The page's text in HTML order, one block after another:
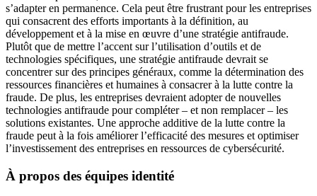
s’adapter en permanence. Cela peut être frustrant pour les entreprises
qui consacrent des efforts importants à la définition, au
développement et à la mise en œuvre d’une stratégie antifraude.
Plutôt que de mettre l’accent sur l’utilisation d’outils et de
technologies spécifiques, une stratégie antifraude devrait se
concentrer sur des principes généraux, comme la détermination des
ressources financières et humaines à consacrer à la lutte contre la
fraude. De plus, les entreprises devraient adopter de nouvelles
technologies antifraude pour compléter – et non remplacer – les
solutions existantes. Une approche additive de la lutte contre la
fraude peut à la fois améliorer l’efficacité des mesures et optimiser
l’investissement des entreprises en ressources de cybersécurité.
À propos des équipes identité